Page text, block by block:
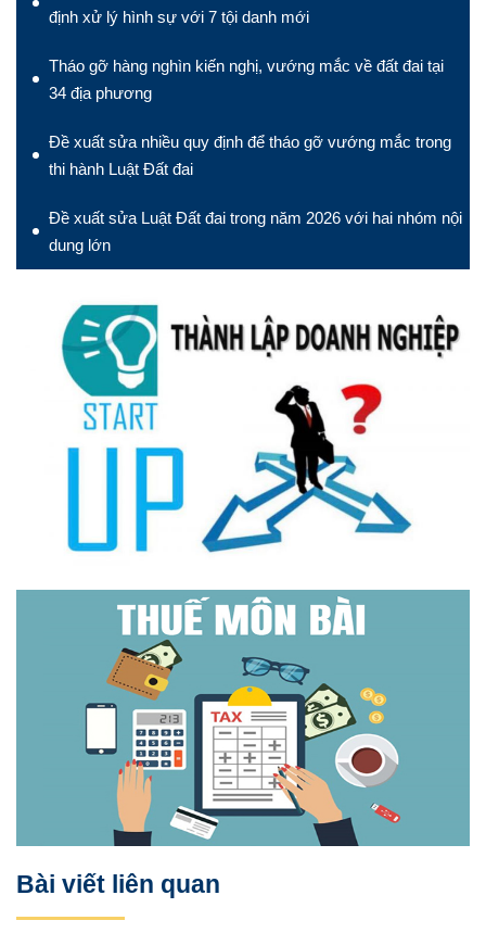
định xử lý hình sự với 7 tội danh mới
Tháo gỡ hàng nghìn kiến nghị, vướng mắc về đất đai tại
34 địa phương
Đề xuất sửa nhiều quy định để tháo gỡ vướng mắc trong
thi hành Luật Đất đai
Đề xuất sửa Luật Đất đai trong năm 2026 với hai nhóm nội
dung lớn
Bài viết liên quan